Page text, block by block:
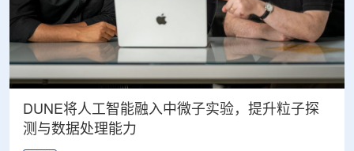
DUNE将人工智能融入中微子实验，提升粒子探
测与数据处理能力